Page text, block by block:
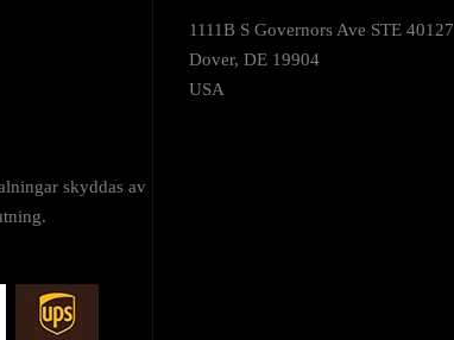
skyddas av
1111B S Governors Ave STE 40127
Dover, DE 19904
USA